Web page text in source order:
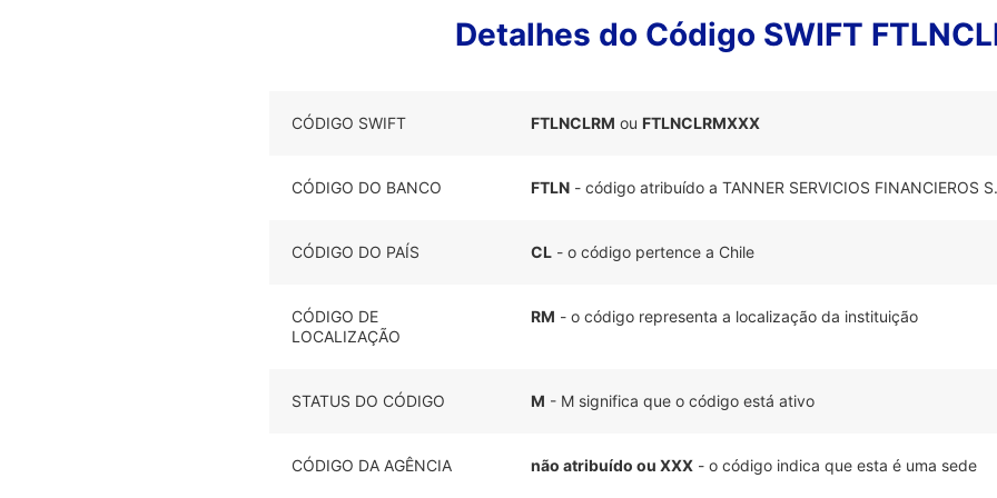
Detalhes do Código SWIFT
CÓDIGO SWIFT FTLNCLRM ou FTLNCLRMXXX
CÓDIGO DO BANCO FTLN - código atribuído a TANNER SERVICIOS FINANCIEROS
CÓDIGO DO PAÍS CL - o código pertence a Chile
CÓDIGO DE
LOCALIZAÇÃO
RM - o código representa a localização da instituição
STATUS DO CÓDIGO M - M significa que o código está ativo
CÓDIGO DA AGÊNCIA não atribuído ou XXX - o código indica que esta é uma sede